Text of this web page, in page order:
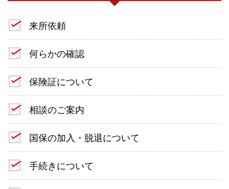
来所依頼
何らかの確認
保険証について
相談のご案内
国保の加入・脱退について
手続きについて